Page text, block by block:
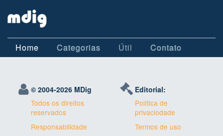
Home Categorias Útil Contato
© 2004-2026 MDig
Todos os direitos
reservados
Responsabilidade
Editorial:
Política de
privaciodade
Termos de uso